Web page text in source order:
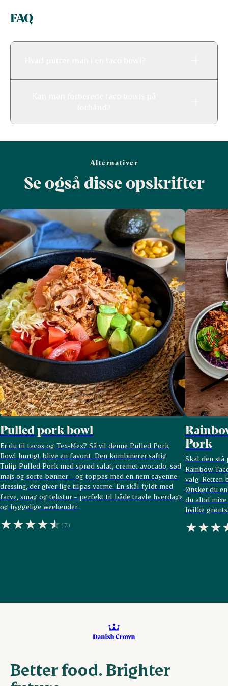
FAQ
Alternativer
Se også disse opskrifter
Pulled pork bowl
Er du til tacos og Tex-Mex? Så vil denne Pulled Pork
Bowl hurtigt blive en favorit. Den kombinerer saftig
Tulip Pulled Pork med sprød salat, cremet avocado, sød
majs og sorte bønner – og toppes med en nem cayenne-
dressing, der giver lige tilpas varme. En skål fyldt med
farve, smag og tekstur – perfekt til både travle hverdage
og hyggelige weekender.
(7)
Pork
Skal den stå
Rainbow
valg. Retten
Ønsker du
du altid
hvilke
Better food. Brighter